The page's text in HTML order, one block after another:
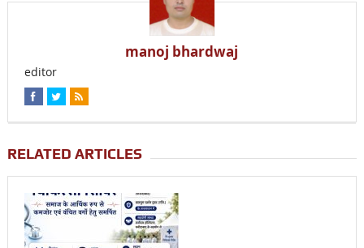
manoj bhardwaj
editor
RELATED ARTICLES